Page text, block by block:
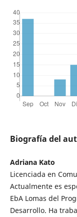
Biografía del
Adriana Kato
Licenciada en
Actualmente es
EbA Lomas del
Desarrollo. Ha